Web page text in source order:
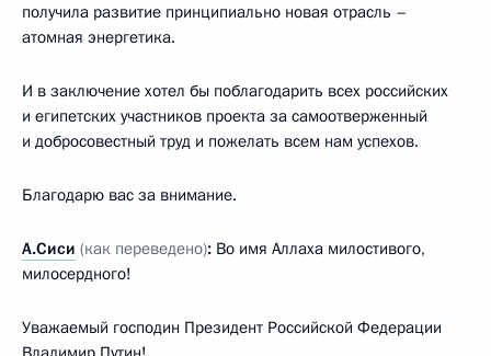
получила развитие принципиально новая отрасль –
атомная энергетика.
И в заключение хотел бы поблагодарить всех российских
и египетских участников проекта за самоотверженный
и добросовестный труд и пожелать всем нам успехов.
Благодарю вас за внимание.
А.Сиси (как переведено): Во имя Аллаха милостивого,
милосердного!
Уважаемый господин Президент Российской Федерации